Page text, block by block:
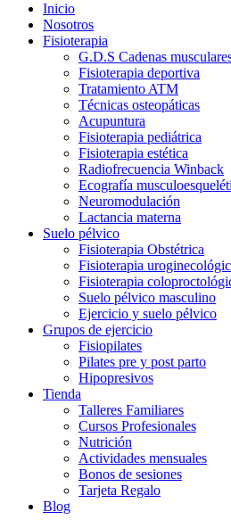
Inicio
Nosotros
Fisioterapia
G.D.S Cadenas
Fisioterapia deportiva
Tratamiento ATM
Técnicas osteopáticas
Acupuntura
Fisioterapia pediátrica
Fisioterapia estética
Radiofrecuencia Winback
Ecografía
Neuromodulación
Lactancia materna
Suelo pélvico
Fisioterapia Obstétrica
Fisioterapia
Fisioterapia
Suelo pélvico masculino
Ejercicio y suelo pélvico
Grupos de ejercicio
Fisiopilates
Pilates pre y post parto
Hipopresivos
Tienda
Talleres Familiares
Cursos Profesionales
Nutrición
Actividades mensuales
Bonos de sesiones
Tarjeta Regalo
Blog